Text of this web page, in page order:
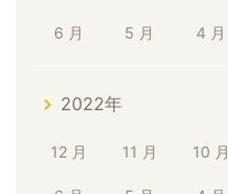
6 月 5 月 4 月
2022年
12 月 11 月 10 月